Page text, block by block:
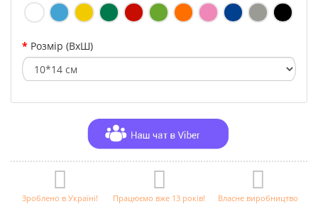
Розмір (ВхШ)
Зроблено в Україні! Працюємо вже 13 років! Власне виробництво